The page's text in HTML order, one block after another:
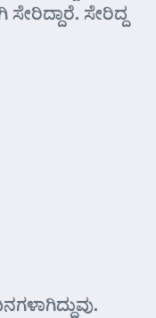
ಸೇರಿದ್ದ